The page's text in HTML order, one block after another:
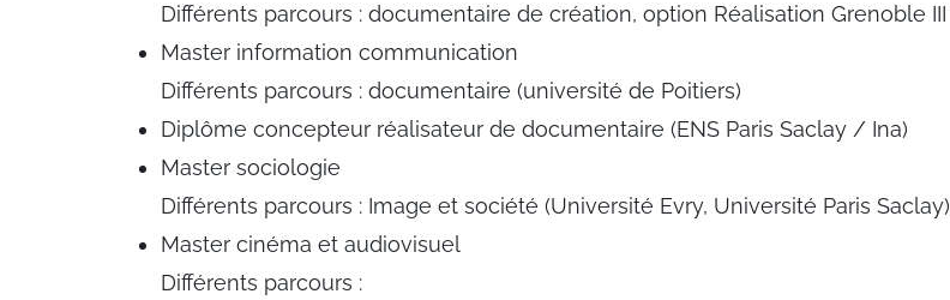
Différents parcours : documentaire de création, option Réalisation Grenoble III
Master information communication
Différents parcours : documentaire (université de Poitiers)
Diplôme concepteur réalisateur de documentaire (ENS Paris Saclay / Ina)
Master sociologie
Différents parcours : Image et société (Université Evry, Université Paris Saclay)
Master cinéma et audiovisuel
Différents parcours :